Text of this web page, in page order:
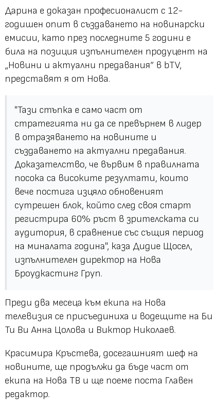
Дарина е доказан професионалист с 12-
годишен опит в създаването на новинарски
емисии, като през последните 5 години е
била на позиция изпълнителен продуцент на
„Новини и актуални предавания” в bTV,
представят я от Нова.
"Тази стъпка е само част от
стратегията ни да се превърнем в лидер
в отразяването на новините и
създаването на актуални предавания.
Доказателство, че вървим в правилната
посока са високите резултати, които
вече постига изцяло обновеният
сутрешен блок, който след своя старт
регистрира 60% ръст в зрителската си
аудитория, в сравнение със същия период
на миналата година", каза Дидие Щосел,
изпълнителен директор на Нова
Броудкастинг Груп.
Преди два месеца към екипа на Нова
телевизия се присъединиха и водещите на Би
Ти Ви Анна Цолова и Виктор Николаев.
Красимира Кръстева, досегашният шеф на
новините, ще продължи да бъде част от
екипа на Нова ТВ и ще поеме поста Главен
редактор.